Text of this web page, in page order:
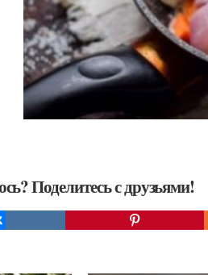
Поделитесь с друзьями!